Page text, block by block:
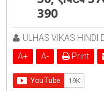
390
ULHAS VIKAS HINDI
A+ A- Print